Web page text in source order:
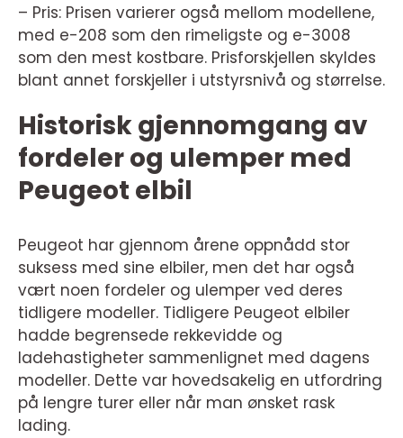
– Pris: Prisen varierer også mellom modellene,
med e-208 som den rimeligste og e-3008
som den mest kostbare. Prisforskjellen skyldes
blant annet forskjeller i utstyrsnivå og størrelse.
Historisk gjennomgang av
fordeler og ulemper med
Peugeot elbil
Peugeot har gjennom årene oppnådd stor
suksess med sine elbiler, men det har også
vært noen fordeler og ulemper ved deres
tidligere modeller. Tidligere Peugeot elbiler
hadde begrensede rekkevidde og
ladehastigheter sammenlignet med dagens
modeller. Dette var hovedsakelig en utfordring
på lengre turer eller når man ønsket rask
lading.